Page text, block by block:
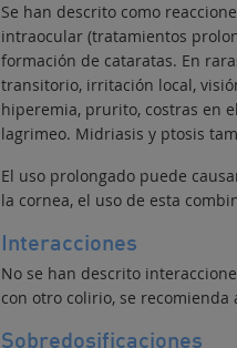
Se han descrito como
intraocular (tratamientos
formación de cataratas. En
transitorio, irritación local,
hiperemia, prurito, costras en
lagrimeo. Midriasis y ptosis
El uso prolongado puede
la cornea, el uso de esta
Interacciones
No se han descrito
con otro colirio, se
Sobredosificaciones